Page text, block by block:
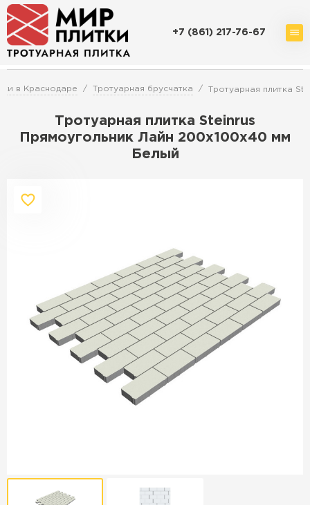
+7 (861) 217-76-67
в Краснодаре Тротуарная брусчатка Тротуарная плитка
Тротуарная плитка Steinrus
Прямоугольник Лайн 200х100х40 мм
Белый
Продажа бордюров в
Краснодаре
ПЕРЕЙТИ